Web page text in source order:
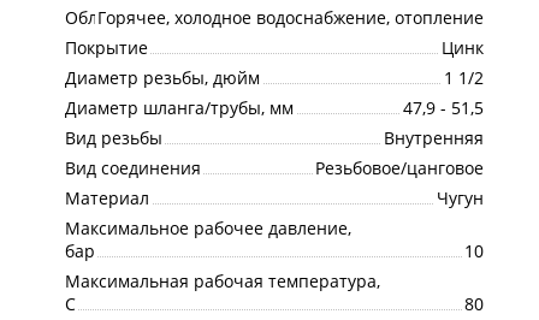
Область применения
Горячее, холодное водоснабжение, отопление
Покрытие
Цинк
Диаметр резьбы, дюйм
1 1/2
Диаметр шланга/трубы, мм
47,9 - 51,5
Вид резьбы
Внутренняя
Вид соединения
Резьбовое/цанговое
Материал
Чугун
Максимальное рабочее давление,
бар
10
Максимальная рабочая температура,
С
80